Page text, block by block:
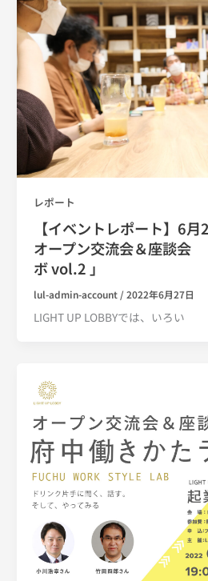
レポート
【イベントレポート】6
オープン交流会＆座談会
ボ vol.2 」
lul-admin-account / 2022年6月27日
LIGHT UP LOBBYでは、いろい